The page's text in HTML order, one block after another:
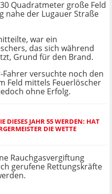
Quadratmeter große Feld
nahe der Lugauer Straße
war ein
das sich während
Grund für den Brand.
versuchte noch den
Feld mittels Feuerlöscher
ohne Erfolg.
DIESES JAHR 55 WERDEN: HAT
DIE WETTE
Rauchgasvergiftung
gerufene Rettungskräfte